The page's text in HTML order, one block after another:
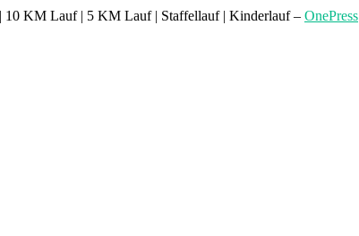
10 KM Lauf | 5 KM Lauf | Staffellauf | Kinderlauf– OnePress